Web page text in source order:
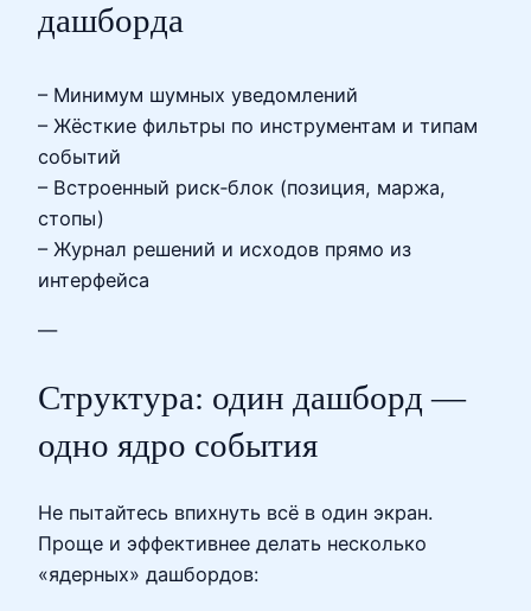
дашборда
– Минимум шумных уведомлений
– Жёсткие фильтры по инструментам и типам
событий
– Встроенный риск‑блок (позиция, маржа,
стопы)
– Журнал решений и исходов прямо из
интерфейса
—
Структура: один дашборд —
одно ядро события
Не пытайтесь впихнуть всё в один экран.
Проще и эффективнее делать несколько
«ядерных» дашбордов: